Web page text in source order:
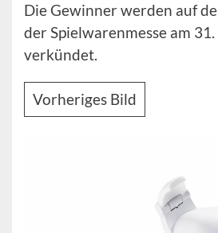
Die Gewinner werden auf
der Spielwarenmesse am
verkündet.
Vorheriges Bild